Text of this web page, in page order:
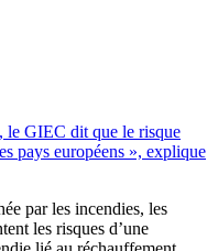
le GIEC dit que le risque
pays européens », explique
par les incendies, les
les risques d’une